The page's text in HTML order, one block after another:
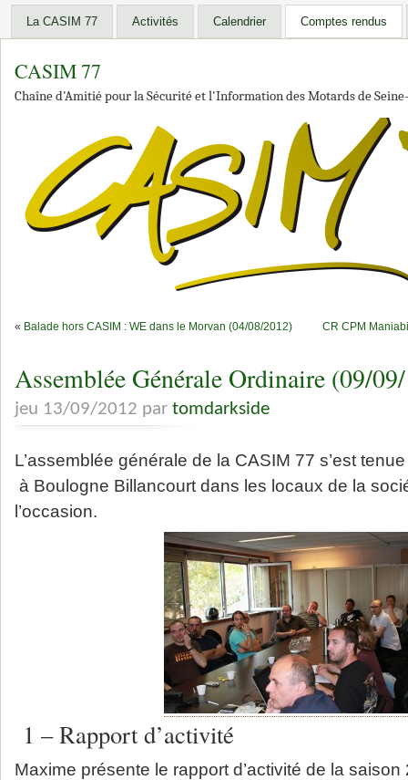
La CASIM 77 Activités Calendrier Comptes rendus
CASIM 77
Chaîne d'Amitié pour la Sécurité et l'Information des Motards de
« Balade hors CASIM : WE dans le Morvan (04/08/2012) CR CPM
Assemblée Générale Ordinaire (09/
jeu 13/09/2012 par tomdarkside
L’assemblée générale de la CASIM 77 s’est
à Boulogne Billancourt dans les locaux de la
l’occasion.
1 – Rapport d’activité
Maxime présente le rapport d’activité de la saison